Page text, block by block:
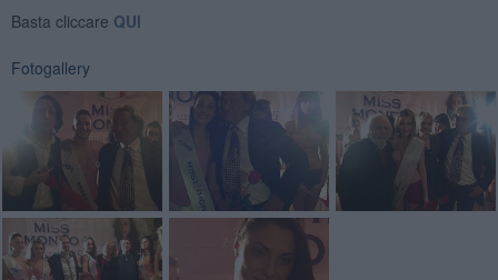
Basta cliccare QUI
Fotogallery